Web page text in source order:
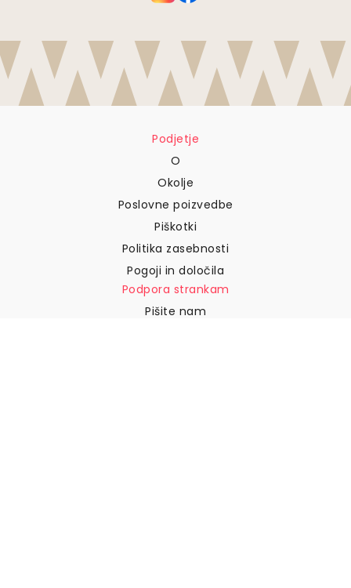
O
Okolje
Poslovne poizvedbe
Piškotki
Politika zasebnosti
Pogoji in določila
Podpora strankam
Pišite nam
Vračila in povračila